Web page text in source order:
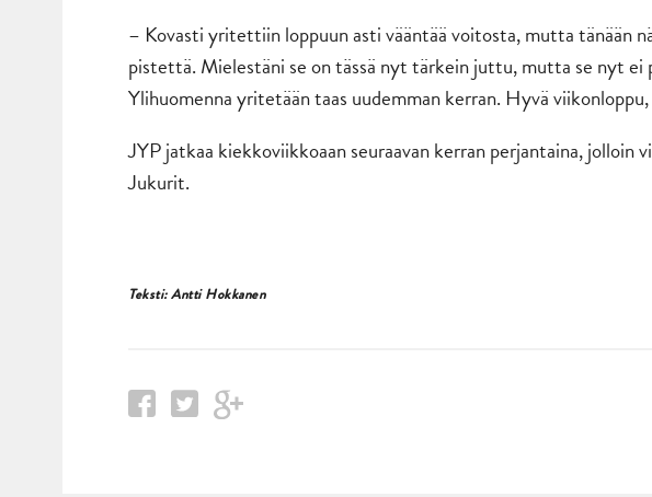
– Kovasti yritettiin loppuun asti vääntää voitosta, mutta tänään
pistettä. Mielestäni se on tässä nyt tärkein juttu, mutta se nyt ei
Ylihuomenna yritetään taas uudemman kerran. Hyvä
JYP jatkaa kiekkoviikkoaan seuraavan kerran perjantaina, jolloin
Jukurit.
Teksti: Antti Hokkanen